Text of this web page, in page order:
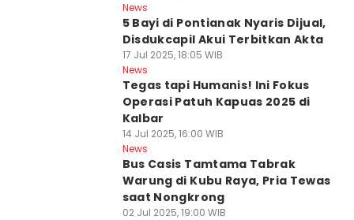
News
5 Bayi di Pontianak Nyaris Dijual,
Disdukcapil Akui Terbitkan Akta
17 Jul 2025, 18:05 WIB
News
Tegas tapi Humanis! Ini Fokus
Operasi Patuh Kapuas 2025 di
Kalbar
14 Jul 2025, 16:00 WIB
News
Bus Casis Tamtama Tabrak
Warung di Kubu Raya, Pria Tewas
saat Nongkrong
02 Jul 2025, 19:00 WIB